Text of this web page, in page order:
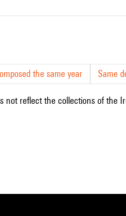
the same year Same
not reflect the collections of the